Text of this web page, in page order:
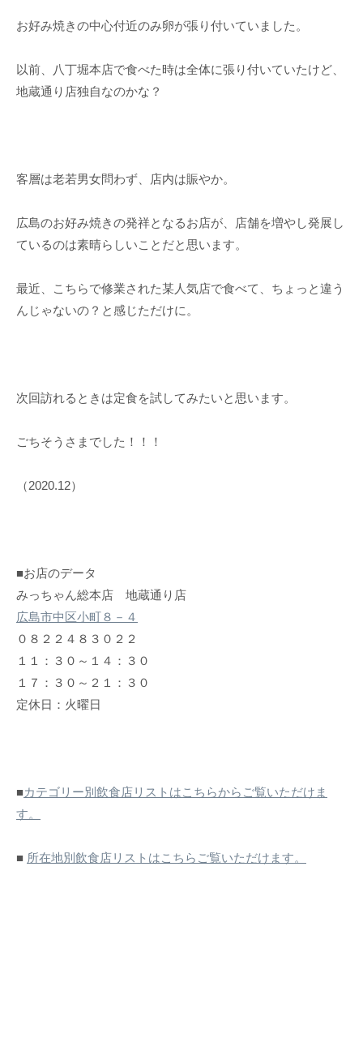
お好み焼きの中心付近のみ卵が張り付いていました。
以前、八丁堀本店で食べた時は全体に張り付いていたけど、
地蔵通り店独自なのかな？
客層は老若男女問わず、店内は賑やか。
広島のお好み焼きの発祥となるお店が、店舗を増やし発展し
ているのは素晴らしいことだと思います。
最近、こちらで修業された某人気店で食べて、ちょっと違う
んじゃないの？と感じただけに。
次回訪れるときは定食を試してみたいと思います。
ごちそうさまでした！！！
（2020.12）
■お店のデータ
みっちゃん総本店 地蔵通り店
広島市中区小町８－４
０８２２４８３０２２
１１：３０～１４：３０
１７：３０～２１：３０
定休日：火曜日
■カテゴリー別飲食店リストはこちらからご覧いただけま
す。
■ 所在地別飲食店リストはこちらご覧いただけます。